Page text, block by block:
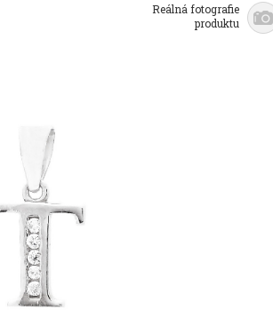
Reálná fotografie
produktu